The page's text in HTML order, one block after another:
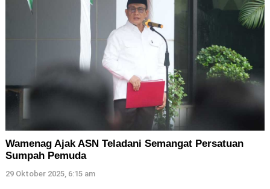
Wamenag Ajak ASN Teladani Semangat Persatuan
Sumpah Pemuda
29 Oktober 2025, 6:15 am